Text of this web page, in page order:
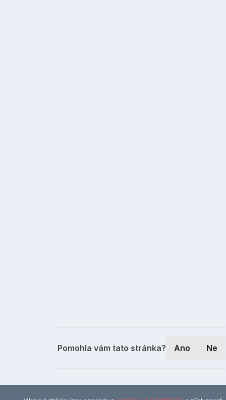
Pomohla vám tato stránka? Ano Ne